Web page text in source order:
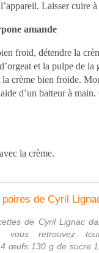
Laisser cuire
amande
froid, détendre la
et la pulpe de la
crème bien froide.
d’un batteur à
la crème.
de Cyril Lignac
retrouvez
4 œufs 130 g de sucre